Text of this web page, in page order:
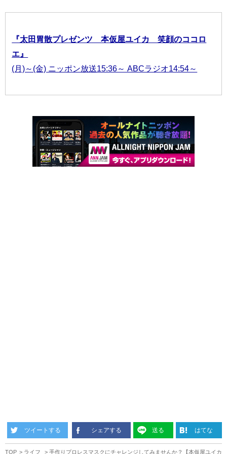
『太田胃散プレゼンツ 本仮屋ユイカ 笑顔のココロ
エ』
(月)～(金) ニッポン放送15:36～ ABCラジオ14:54～
ツイートする シェアする 送る はてな
TOP ライフ
手作りプロレスマスクにチャレンジしてみませんか？【本仮屋ユイカ